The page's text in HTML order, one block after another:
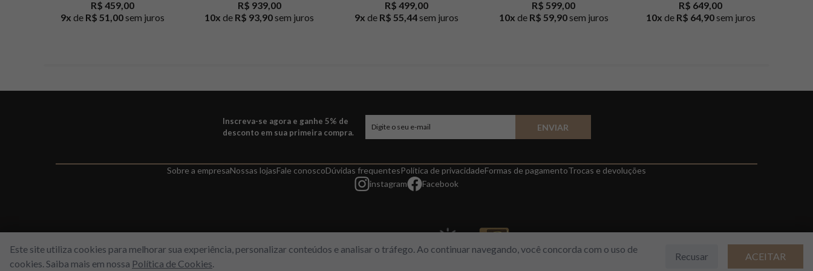
R$ 459,00
9x de R$ 51,00sem juros
R$ 939,00
10x de R$ 93,90sem juros
R$ 499,00
9x de R$ 55,44sem juros
R$ 599,00
10x de R$ 59,90sem juros
R$ 649,00
10x de R$ 64,90sem juros
Este site utiliza cookies para melhorar sua experiência, personalizar conteúdos e analisar o tráfego. Ao continuar navegando, você concorda com o uso de
cookies. Saiba mais em nossa Política de Cookies.
Recusar ACEITAR
Inscreva-se agora e ganhe 5% de
desconto em sua primeira compra.
ENVIAR
Sobre a empresaNossas lojasFale conoscoDúvidas frequentesPolítica de privacidadeFormas de pagamentoTrocas e devoluções
instagram
Facebook
WORLD FREE - Max Comercio de Perfumes LTDA | Estrada do Gabinal, 313 – Loja 112/113 – Freguesia/RJ | CNPJ 14964149/001-03